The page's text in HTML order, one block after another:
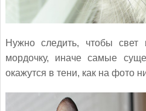
Нужно следить, чтобы
мордочку, иначе самые
окажутся в тени, как на фото